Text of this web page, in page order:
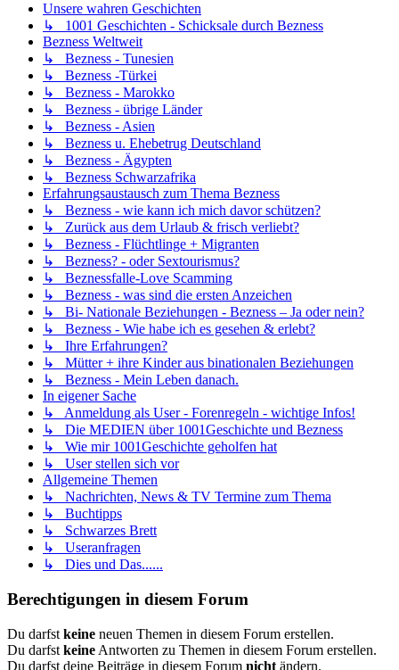
Unsere wahren Geschichten
↳ 1001 Geschichten - Schicksale durch Bezness
Bezness Weltweit
↳ Bezness - Tunesien
↳ Bezness -Türkei
↳ Bezness - Marokko
↳ Bezness - übrige Länder
↳ Bezness - Asien
↳ Bezness u. Ehebetrug Deutschland
↳ Bezness - Ägypten
↳ Bezness Schwarzafrika
Erfahrungsaustausch zum Thema Bezness
↳ Bezness - wie kann ich mich davor schützen?
↳ Zurück aus dem Urlaub & frisch verliebt?
↳ Bezness - Flüchtlinge + Migranten
↳ Bezness? - oder Sextourismus?
↳ Beznessfalle-Love Scamming
↳ Bezness - was sind die ersten Anzeichen
↳ Bi- Nationale Beziehungen - Bezness – Ja oder nein?
↳ Bezness - Wie habe ich es gesehen & erlebt?
↳ Ihre Erfahrungen?
↳ Mütter + ihre Kinder aus binationalen Beziehungen
↳ Bezness - Mein Leben danach.
In eigener Sache
↳ Anmeldung als User - Forenregeln - wichtige Infos!
↳ Die MEDIEN über 1001Geschichte und Bezness
↳ Wie mir 1001Geschichte geholfen hat
↳ User stellen sich vor
Allgemeine Themen
↳ Nachrichten, News & TV Termine zum Thema
↳ Buchtipps
↳ Schwarzes Brett
↳ Useranfragen
↳ Dies und Das......
Berechtigungen in diesem Forum
Du darfst keine neuen Themen in diesem Forum erstellen.
Du darfst keine Antworten zu Themen in diesem Forum erstellen.
Du darfst deine Beiträge in diesem Forum nicht ändern.